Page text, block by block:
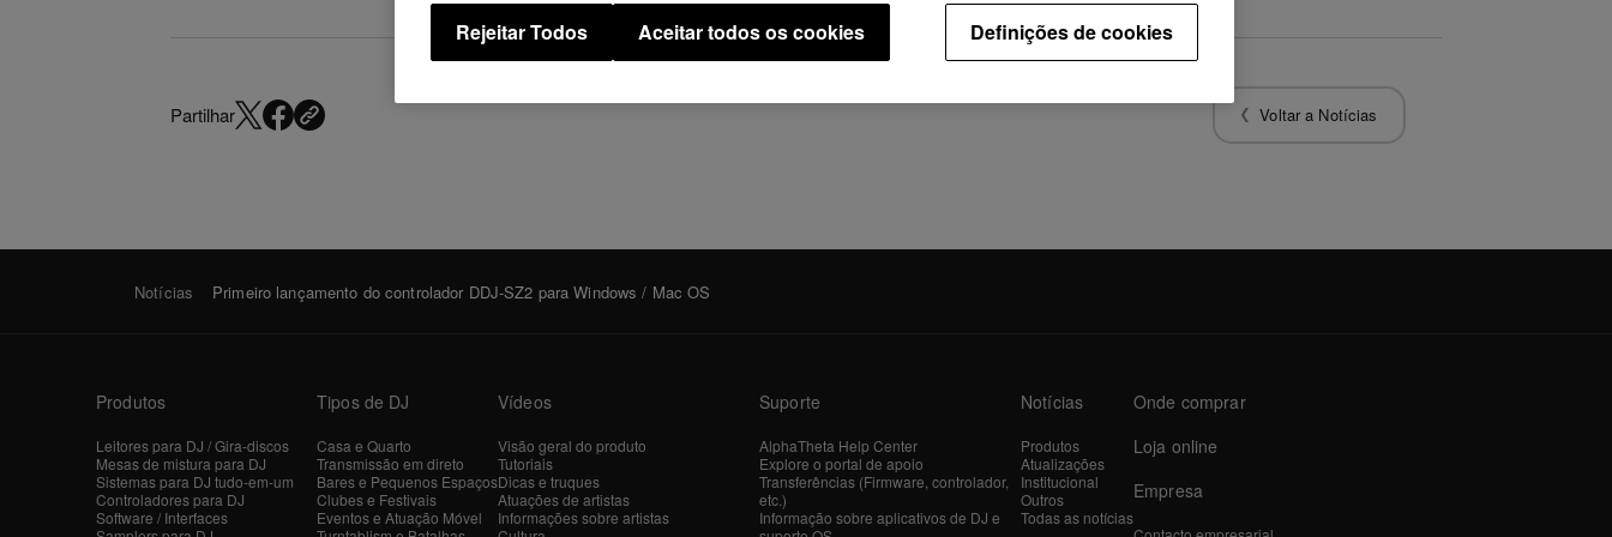
Partilhar Voltar a Notícias
Notícias Primeiro lançamento do controlador DDJ-SZ2 para Windows / Mac OS
Produtos
Leitores para DJ / Gira-discos
Mesas de mistura para DJ
Sistemas para DJ tudo-em-um
Controladores para DJ
Software / Interfaces
Tipos de DJ
Casa e Quarto
Transmissão em direto
Bares e Pequenos Espaços
Clubes e Festivais
Eventos e Atuação Móvel
Vídeos
Visão geral do produto
Tutoriais
Dicas e truques
Atuações de artistas
Informações sobre artistas
Suporte
AlphaTheta Help Center
Explore o portal de apoio
Transferências (Firmware, controlador,
etc.)
Informação sobre aplicativos de DJ e
Notícias
Produtos
Atualizações
Institucional
Outros
Todas as notícias
Onde comprar
Loja online
Empresa
Definições de cookies
Rejeitar Todos Aceitar todos os cookies